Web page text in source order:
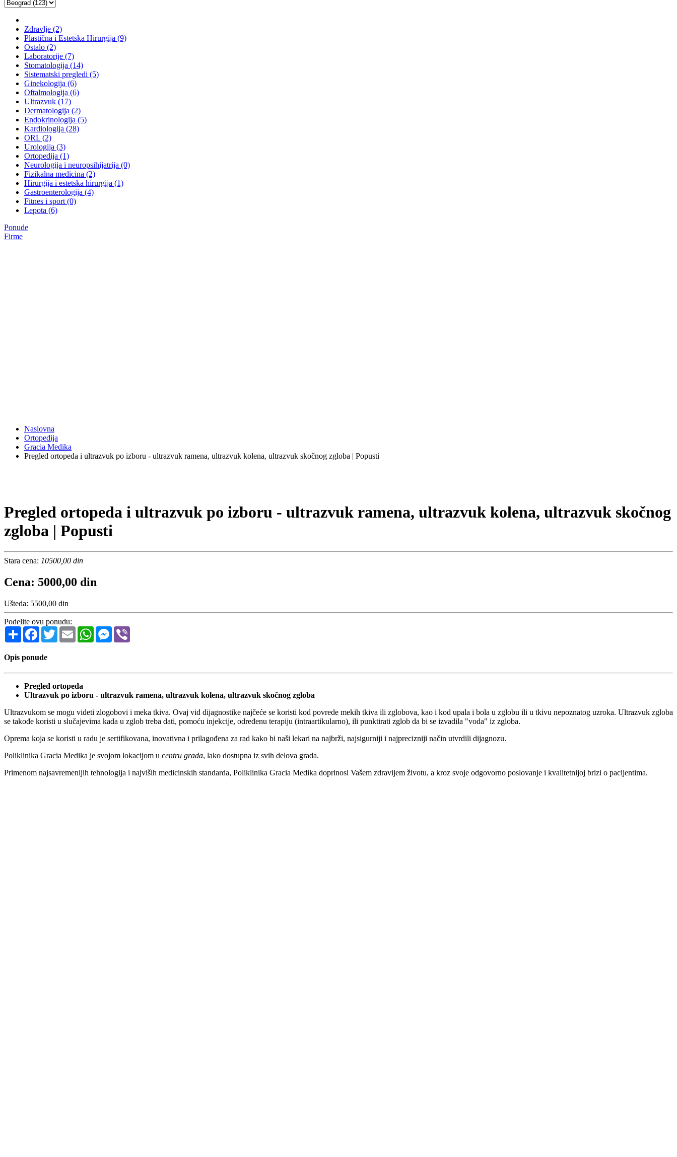
Zdravlje (2)
Plastična i Estetska Hirurgija (9)
Ostalo (2)
Laboratorije (7)
Stomatologija (14)
Sistematski pregledi (5)
Ginekologija (6)
Oftalmologija (6)
Ultrazvuk (17)
Dermatologija (2)
Endokrinologija (5)
Kardiologija (28)
ORL (2)
Urologija (3)
Ortopedija (1)
Neurologija i neuropsihijatrija (0)
Fizikalna medicina (2)
Hirurgija i estetska hirurgija (1)
Gastroenterologija (4)
Fitnes i sport (0)
Lepota (6)
Ponude
Firme
Naslovna
Ortopedija
Gracia Medika
Pregled ortopeda i ultrazvuk po izboru - ultrazvuk ramena, ultrazvuk kolena, ultrazvuk skočnog zgloba | Popusti
Pregled ortopeda i ultrazvuk po izboru - ultrazvuk ramena, ultrazvuk kolena, ultrazvuk skočnog
zgloba | Popusti
Stara cena: 10500,00 din
Cena: 5000,00 din
Ušteda: 5500,00 din
Podelite ovu ponudu:
Share Facebook
TwitterEmail WhatsAppMessenger
Opis ponude
Pregled ortopeda
Ultrazvuk po izboru - ultrazvuk ramena, ultrazvuk kolena, ultrazvuk skočnog zgloba
Ultrazvukom se mogu videti zlogobovi i meka tkiva. Ovaj vid dijagnostike najčeće se koristi kod povrede mekih tkiva ili zglobova, kao i kod upala i bola u zglobu ili u tkivu nepoznatog uzroka. Ultrazvuk zgloba
se takođe koristi u slučajevima kada u zglob treba dati, pomoću injekcije, određenu terapiju (intraartikularno), ili punktirati zglob da bi se izvadila "voda" iz zgloba.
Oprema koja se koristi u radu je sertifikovana, inovativna i prilagođena za rad kako bi naši lekari na najbrži, najsigurniji i najprecizniji način utvrdili dijagnozu.
Poliklinika Gracia Medika je svojom lokacijom u centru grada, lako dostupna iz svih delova grada.
Primenom najsavremenijih tehnologija i najviših medicinskih standarda, Poliklinika Gracia Medika doprinosi Vašem zdravijem životu, a kroz svoje odgovorno poslovanje i kvalitetnijoj brizi o pacijentima.